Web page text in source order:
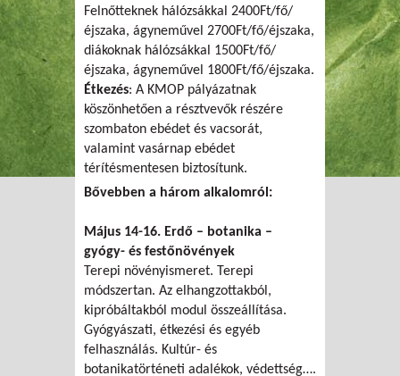
Felnőtteknek hálózsákkal 2400Ft/fő/
éjszaka, ágyneművel 2700Ft/fő/éjszaka,
diákoknak hálózsákkal 1500Ft/fő/
éjszaka, ágyneművel 1800Ft/fő/éjszaka.
Étkezés: A KMOP pályázatnak
köszönhetően a résztvevők részére
szombaton ebédet és vacsorát,
valamint vasárnap ebédet
térítésmentesen biztosítunk.
Bővebben a három alkalomról:
Május 14-16. Erdő – botanika –
gyógy- és festőnövények
Terepi növényismeret. Terepi
módszertan. Az elhangzottakból,
kipróbáltakból modul összeállítása.
Gyógyászati, étkezési és egyéb
felhasználás. Kultúr- és
botanikatörténeti adalékok, védettség….